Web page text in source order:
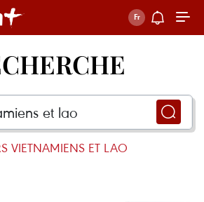
VIETNAMIENS ET LAO